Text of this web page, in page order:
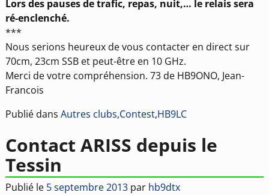
Lors des pauses de trafic, repas, nuit,… le relais sera
ré-enclenché.
***
Nous serions heureux de vous contacter en direct sur
70cm, 23cm SSB et peut-être en 10 GHz.
Merci de votre compréhension. 73 de HB9ONO, Jean-
Francois
Publié dans Autres clubs,Contest,HB9LC
Contact ARISS depuis le
Tessin
Publié le 5 septembre 2013 par hb9dtx